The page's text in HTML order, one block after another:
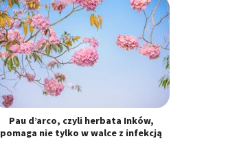
Pau d’arco, czyli herbata Inków,
pomaga nie tylko w walce z infekcją